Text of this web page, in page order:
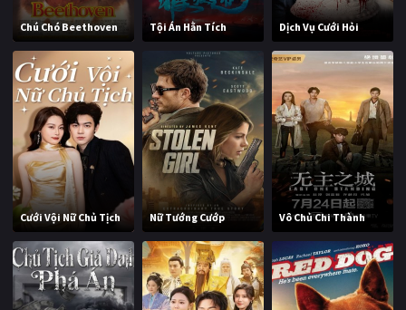
Chú Chó Beethoven Tội Án Hằn Tích Dịch Vụ Cưới Hỏi
Cưới Vội Nữ Chủ Tịch Nữ Tướng Cướp Vô Chủ Chi Thành